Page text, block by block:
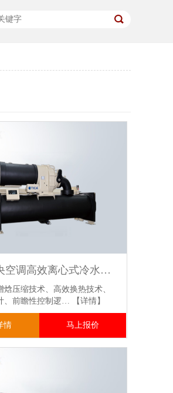
天加中央空调高效离心式冷水机组
焓压缩技术、高效换热技术、
、前瞻性控制逻…
【详情】
情 马上报价